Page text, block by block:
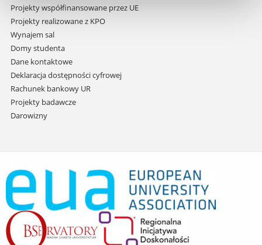
Projekty współfinansowane przez UE
Projekty realizowane z KPO
Wynajem sal
Domy studenta
Dane kontaktowe
Deklaracja dostępności cyfrowej
Rachunek bankowy UR
Projekty badawcze
Darowizny